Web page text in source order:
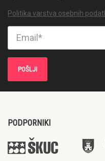
Politika varstva osebnih
PODPORNIKI